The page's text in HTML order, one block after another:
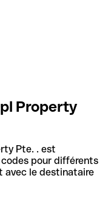
Property
Pte. . est
pour différents
avec le destinataire